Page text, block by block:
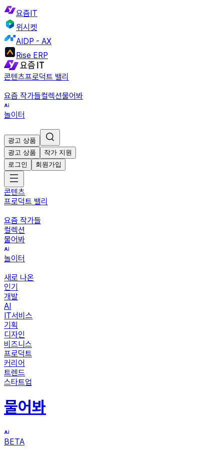
요즘IT
위시켓
AIDP - AX
Rise ERP
콘텐츠프로덕트 밸리
요즘 작가들컬렉션물어봐
놀이터
광고 상품
광고 상품
작가 지원
로그인
회원가입
콘텐츠
프로덕트 밸리
요즘 작가들
컬렉션
물어봐
놀이터
새로 나온
인기
개발
AI
IT서비스
기획
디자인
비즈니스
프로덕트
커리어
트렌드
스타트업
물어봐
BETA